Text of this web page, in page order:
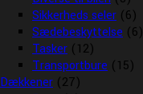
Sikkerheds seler (6)
Sædebeskyttelse (6)
Tasker (12)
Transportbure (15)
Dækkener (27)